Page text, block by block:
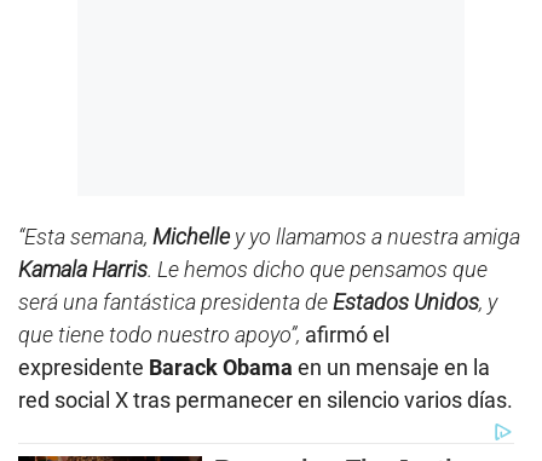
“Esta semana, Michelley yo llamamos a nuestra amiga
Kamala Harris. Le hemos dicho que pensamos que
será una fantástica presidenta deEstados Unidos, y
que tiene todo nuestro apoyo”, afirmó el
expresidente Barack Obama en un mensaje en la
red social X tras permanecer en silencio varios días.